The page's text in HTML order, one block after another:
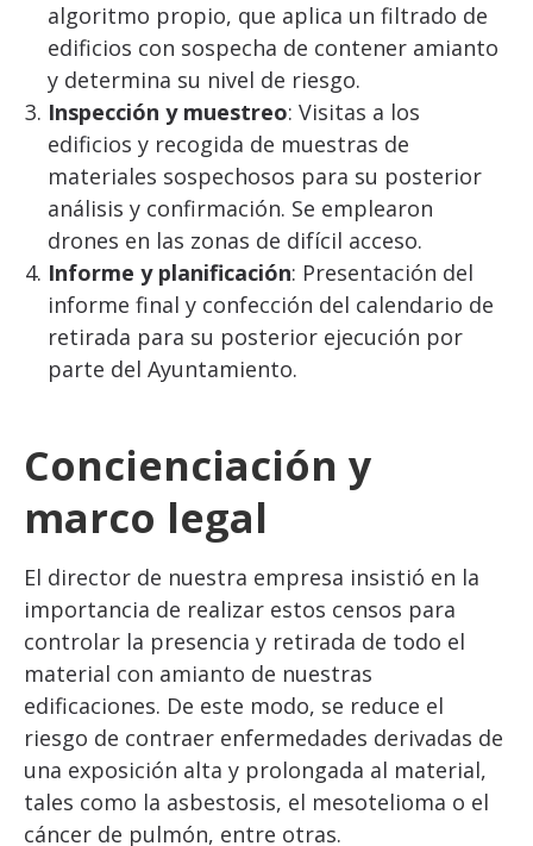
algoritmo propio, que aplica un filtrado de
edificios con sospecha de contener amianto
y determina su nivel de riesgo.
Inspección y muestreo: Visitas a los
edificios y recogida de muestras de
materiales sospechosos para su posterior
análisis y confirmación. Se emplearon
drones en las zonas de difícil acceso.
Informe y planificación: Presentación del
informe final y confección del calendario de
retirada para su posterior ejecución por
parte del Ayuntamiento.
Concienciación y
marco legal
El director de nuestra empresa insistió en la
importancia de realizar estos censos para
controlar la presencia y retirada de todo el
material con amianto de nuestras
edificaciones. De este modo, se reduce el
riesgo de contraer enfermedades derivadas de
una exposición alta y prolongada al material,
tales como la asbestosis, el mesotelioma o el
cáncer de pulmón, entre otras.